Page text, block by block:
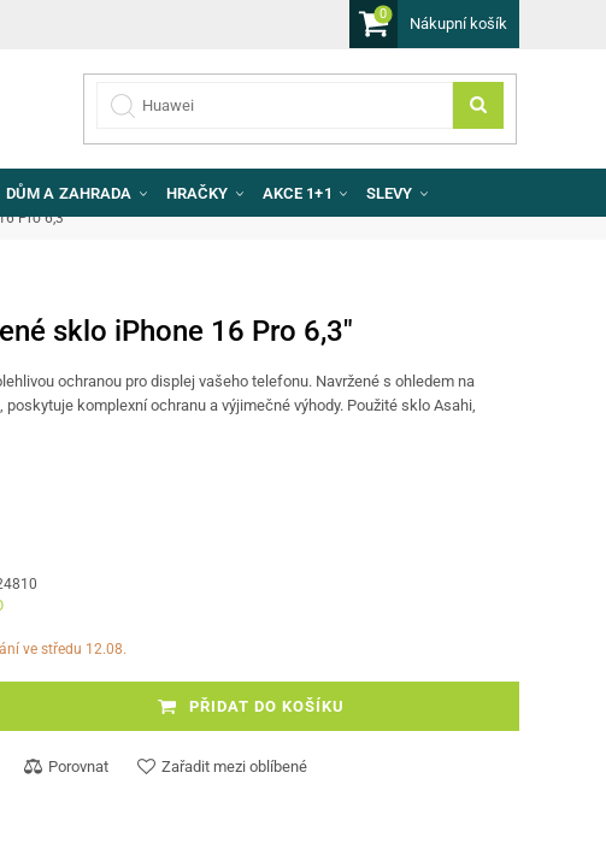
0
Nákupní košík
DŮM A ZAHRADA HRAČKY AKCE 1+1 SLEVY
Pro 6,3"
sklo iPhone 16 Pro 6,3"
ochranou pro displej vašeho telefonu. Navržené s ohledem na
poskytuje komplexní ochranu a výjimečné výhody. Použité sklo Asahi,
ve středu 12.08.
PŘIDAT DO KOŠÍKU
Porovnat Zařadit mezi oblíbené